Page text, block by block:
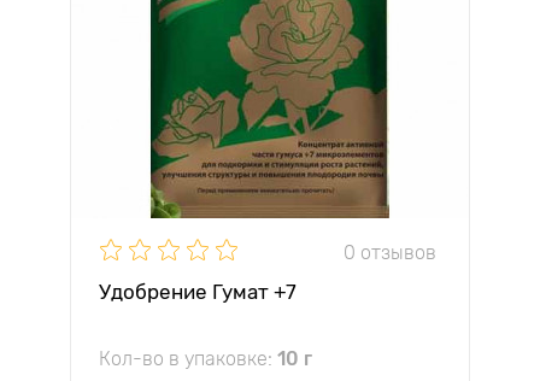
0 отзывов
Удобрение Гумат +7
Кол-во в упаковке: 10 г